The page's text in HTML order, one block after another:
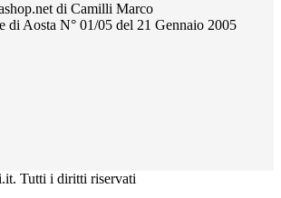
di Camilli Marco
di Aosta N° 01/05 del 21 Gennaio 2005
Tutti i diritti riservati